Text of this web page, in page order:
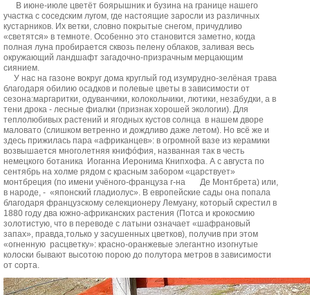
В июне-июле цветёт боярышник и бузина на границе нашего
участка с соседским лугом, где настоящие заросли из различных
кустарников. Их ветки, словно покрытые снегом, причудливо
«светятся» в темноте. Особенно это становится заметно, когда
полная луна пробирается сквозь пелену облаков, заливая весь
окружающий ландшафт загадочно-призрачным мерцающим
сиянием.
У нас на газоне вокруг дома круглый год изумрудно-зелёная трава
благодаря обилию осадков и полевые цветы в зависимости от
сезона:маргаритки, одуванчики, колокольчики, лютики, незабудки, а в
тени дрока - лесные фиалки (признак хорошей экологии). Для
теплолюбивых растений и ягодных кустов солнца в нашем дворе
маловато (слишком ветренно и дождливо даже летом). Но всё же и
здесь прижилась пара «африканцев»: в огромной вазе из керамики
возвышается многолетняя книфóфия, названная так в честь
немецкого ботаника Иоганна Иеронима Книпхофа. А с августа по
сентябрь на холме рядом с красным забором «царствует»
монтбреция (по имени учёного-француза г-на Де Монтбрета) или,
в народе, - «японский гладиолус». В европейские сады она попала
благодаря французскому селекционеру Лемуану, который скрестил в
1880 году два южно-африканских растения (Потса и крокосмию
золотистую, что в переводе с латыни означает «шафрановый
запах», правда,только у засушенных цветков), получив при этом
«огненную расцветку»: красно-оранжевые элегантно изогнутые
колоски бывают высотою порою до полутора метров в зависимости
от сорта.